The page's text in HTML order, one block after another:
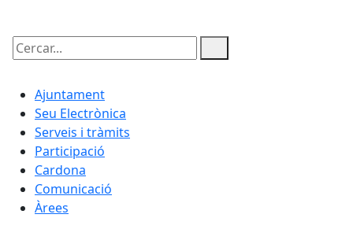
Cercar:
Ajuntament
Seu Electrònica
Serveis i tràmits
Participació
Cardona
Comunicació
Àrees